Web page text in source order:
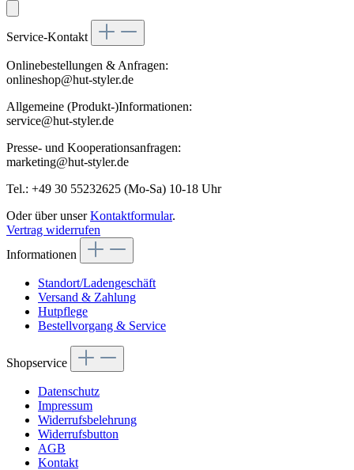
Service-Kontakt
Onlinebestellungen & Anfragen:
onlineshop@hut-styler.de
Allgemeine (Produkt-)Informationen:
service@hut-styler.de
Presse- und Kooperationsanfragen:
marketing@hut-styler.de
Tel.: +49 30 55232625 (Mo-Sa) 10-18 Uhr
Oder über unserKontaktformular.
Vertrag widerrufen
Informationen
Standort/Ladengeschäft
Versand & Zahlung
Hutpflege
Bestellvorgang & Service
Shopservice
Datenschutz
Impressum
Widerrufsbelehrung
Widerrufsbutton
AGB
Kontakt